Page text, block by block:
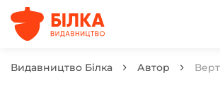
Видавництво Білка Автор